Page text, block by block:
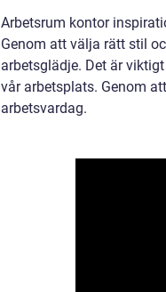
Arbetsrum kontor
Genom att välja rätt stil
arbetsglädje. Det är
vår arbetsplats. Genom
arbetsvardag.